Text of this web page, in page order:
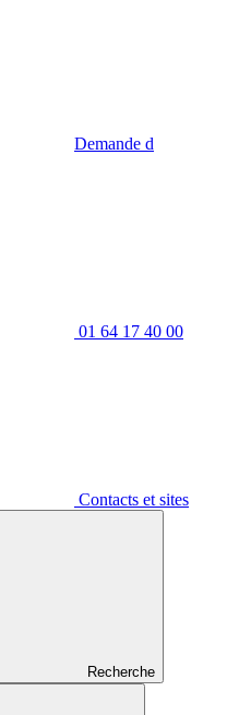
Demande d
01 64 17 40 00
Contacts et sites
Recherche